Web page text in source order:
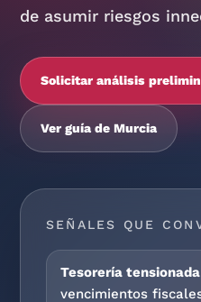
de asumir riesgos
Solicitar análisis
Ver guía de Murcia
SEÑALES QUE
Tesorería tensionada
vencimientos